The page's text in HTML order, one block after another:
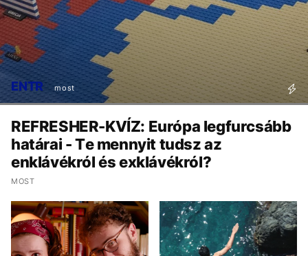
ENTR most
REFRESHER-KVÍZ: Európa legfurcsább
határai - Te mennyit tudsz az
enklávékról és exklávékról?
MOST